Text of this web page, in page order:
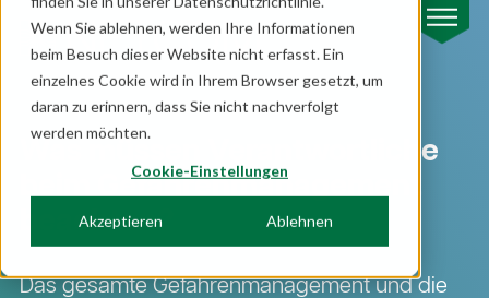
Wenn Sie ablehnen, werden Ihre Informationen
beim Besuch dieser Website nicht erfasst. Ein
einzelnes Cookie wird in Ihrem Browser gesetzt, um
daran zu erinnern, dass Sie nicht nachverfolgt
werden möchten.
Cookie-Einstellungen
Akzeptieren Ablehnen
Was müssen Verantwortliche
beim Gefahren­management
beachten?
Das gesamte Gefahren­management und die